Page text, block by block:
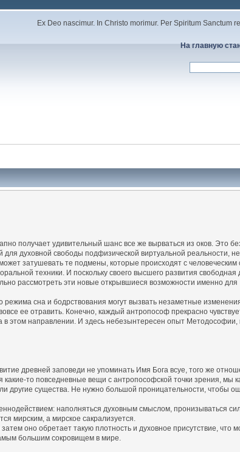
Ex Deo nascimur. In Christo morimur. Per Spiritum Sanctum
На главную
получает удивительный шанс все же вырваться из оков. Это
духовной свободы подфизической виртуальной реальности, не
затушевать те подмены, которые происходят с человеческим
техники. И поскольку своего высшего развития свободная
рассмотреть эти новые открывшиеся возможности именно для
сна и бодрствования могут вызвать незаметные
ее отравить. Конечно, каждый антропософ прекрасно
в этом направлении. И здесь небезынтересен опыт
древней заповеди не упоминать Имя Бога всуе, того же
то повседневные вещи с антропософской точки зрения, мы
другие существа. Не нужно большой проницательности, чтобы
наполняться духовным смыслом, пронизываться
мирским, а мирское сакрализуется.
оно обретает такую плотность и духовное присутствие, что
большим сокровищем в мире.